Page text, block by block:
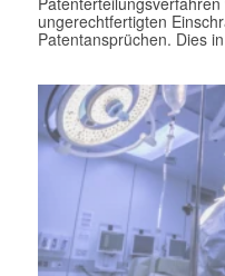
ungerechtfertigten
Patentansprüchen. Dies